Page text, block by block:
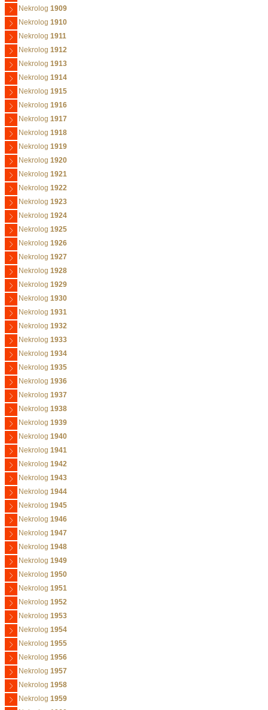
Nekrolog 1909
Nekrolog 1910
Nekrolog 1911
Nekrolog 1912
Nekrolog 1913
Nekrolog 1914
Nekrolog 1915
Nekrolog 1916
Nekrolog 1917
Nekrolog 1918
Nekrolog 1919
Nekrolog 1920
Nekrolog 1921
Nekrolog 1922
Nekrolog 1923
Nekrolog 1924
Nekrolog 1925
Nekrolog 1926
Nekrolog 1927
Nekrolog 1928
Nekrolog 1929
Nekrolog 1930
Nekrolog 1931
Nekrolog 1932
Nekrolog 1933
Nekrolog 1934
Nekrolog 1935
Nekrolog 1936
Nekrolog 1937
Nekrolog 1938
Nekrolog 1939
Nekrolog 1940
Nekrolog 1941
Nekrolog 1942
Nekrolog 1943
Nekrolog 1944
Nekrolog 1945
Nekrolog 1946
Nekrolog 1947
Nekrolog 1948
Nekrolog 1949
Nekrolog 1950
Nekrolog 1951
Nekrolog 1952
Nekrolog 1953
Nekrolog 1954
Nekrolog 1955
Nekrolog 1956
Nekrolog 1957
Nekrolog 1958
Nekrolog 1959